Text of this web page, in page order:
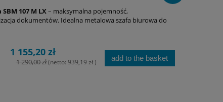
107 M LX– maksymalna pojemność,
dokumentów. Idealna metalowa szafa biurowa do
1 155,20 zł
1 290,00 zł (netto: 939,19 zł ) add to the basket